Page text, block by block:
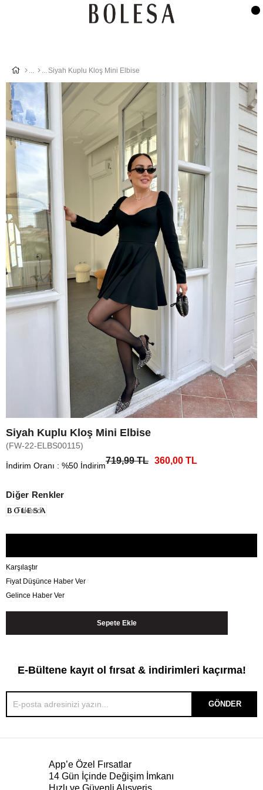
Siyah Kuplu Kloş Mini Elbise
Siyah Kuplu Kloş Mini Elbise
(FW-22-ELBS00115)
İndirim Oranı : %50 İndirim719,99 TL 360,00 TL
Diğer Renkler
Tükendi
Karşılaştır
Fiyat Düşünce Haber Ver
Gelince Haber Ver
E-Bültene kayıt ol fırsat & indirimleri kaçırma!
GÖNDER
App’e Özel Fırsatlar
14 Gün İçinde Değişim İmkanı
Hızlı ve Güvenli Alışveriş